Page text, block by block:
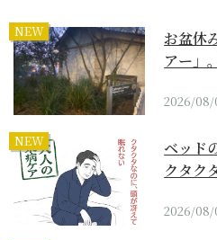
NEW
お盆休
アー」
2026/08/
NEW
ベッド
クタク
2026/08/